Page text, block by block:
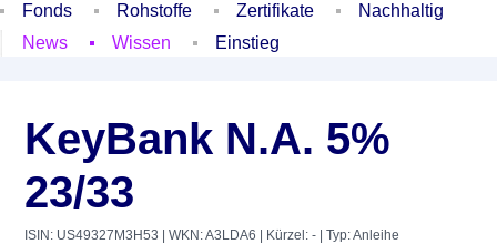
Fonds
Rohstoffe Zertifikate
Nachhaltig
News
Wissen Einstieg
KeyBank N.A. 5%
23/33
ISIN: US49327M3H53 | WKN: A3LDA6 | Kürzel: - | Typ: Anleihe